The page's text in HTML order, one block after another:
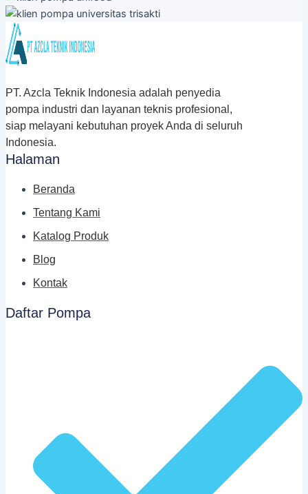
PT. Azcla Teknik Indonesia adalah penyedia
pompa industri dan layanan teknis profesional,
siap melayani kebutuhan proyek Anda di seluruh
Indonesia.
Halaman
Beranda
Tentang Kami
Katalog Produk
Blog
Kontak
Daftar Pompa